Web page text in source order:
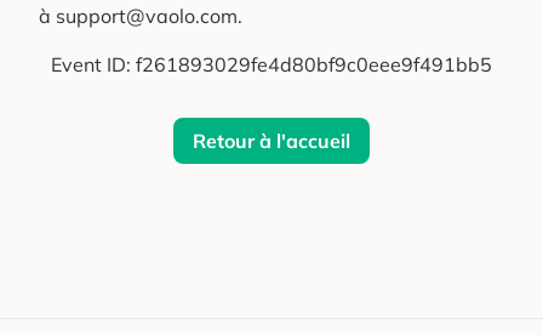
à support@vaolo.com.
Event ID: f261893029fe4d80bf9c0eee9f491bb5
Retour à l'accueil